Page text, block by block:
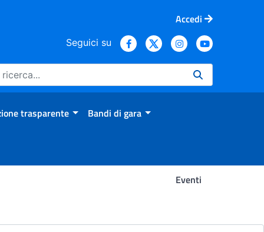
Accedi
Seguici su
trasparente Bandi di gara
Eventi